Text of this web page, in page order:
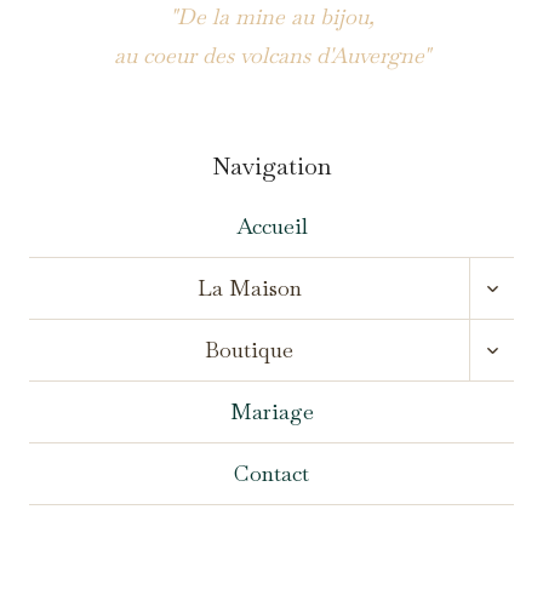
"De la mine au bijou,
au coeur des volcans d'Auvergne"
Navigation
Accueil
La Maison
MENU
Boutique
MENU
Mariage
Contact